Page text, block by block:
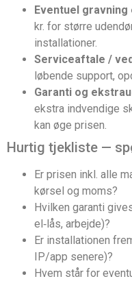
Eventuel
kr. for større
installationer.
Serviceaftale /
løbende support,
Garanti og
ekstra indvendige
kan øge prisen.
Hurtig tjekliste —
Er prisen inkl. alle
kørsel og moms?
Hvilken garanti
el‑lås, arbejde)?
Er installationen
IP/app senere)?
Hvem står for